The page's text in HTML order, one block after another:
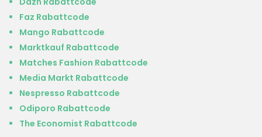
Faz Rabattcode
Mango Rabattcode
Marktkauf Rabattcode
Matches Fashion Rabattcode
Media Markt Rabattcode
Nespresso Rabattcode
Odiporo Rabattcode
The Economist Rabattcode